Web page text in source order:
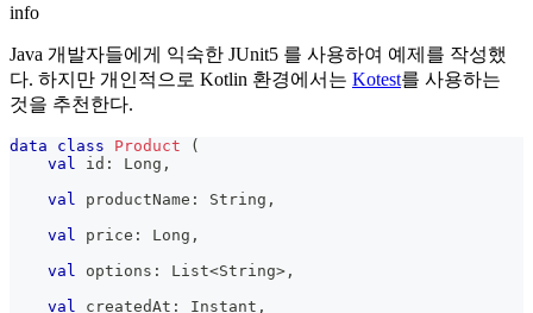
info
Java 개발자들에게 익숙한 JUnit5 를 사용하여 예제를 작성했
다. 하지만 개인적으로 Kotlin 환경에서는 Kotest를 사용하는
것을 추천한다.
data class Product
(
val
id : Long ,
val
productName : String ,
val
price : Long ,
val
options : List<String> ,
val
createdAt : Instant ,